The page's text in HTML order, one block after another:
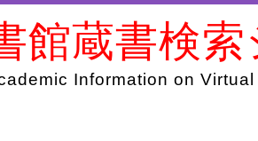
館蔵書検索
Information on